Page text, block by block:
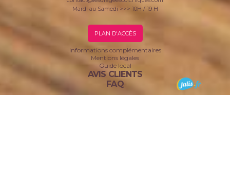
Informations complémentaires
Mentions légales
Guide local
AVIS CLIENTS
FAQ
Mardi au Samedi >>> 10H / 19 H
PLAN D'ACCÈS